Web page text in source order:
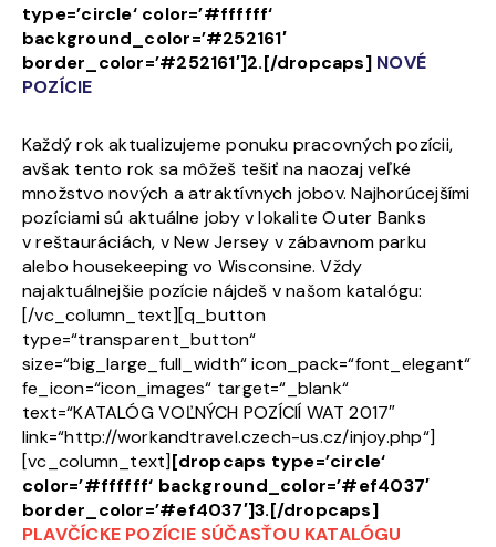
type=’circle‘ color=’#ffffff‘
background_color=’#252161′
border_color=’#252161′]2.[/dropcaps] NOVÉ
POZÍCIE
Každý rok aktualizujeme ponuku pracovných pozícii,
avšak tento rok sa môžeš tešiť na naozaj veľké
množstvo nových a atraktívnych jobov. Najhorúcejšími
pozíciami sú aktuálne joby v lokalite Outer Banks
v reštauráciách, v New Jersey v zábavnom parku
alebo housekeeping vo Wisconsine. Vždy
najaktuálnejšie pozície nájdeš v našom katalógu:
[/vc_column_text][q_button
type=“transparent_button“
size=“big_large_full_width“ icon_pack=“font_elegant“
fe_icon=“icon_images“ target=“_blank“
text=“KATALÓG VOĽNÝCH POZÍCIÍ WAT 2017″
link=“http://workandtravel.czech-us.cz/injoy.php“]
[vc_column_text][dropcaps type=’circle‘
color=’#ffffff‘ background_color=’#ef4037′
border_color=’#ef4037′]3.[/dropcaps]
PLAVČÍCKE POZÍCIE SÚČASŤOU KATALÓGU